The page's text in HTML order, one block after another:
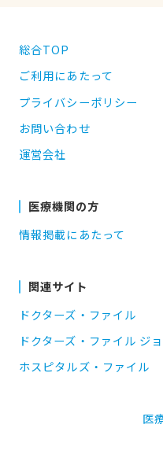
総合TOP
ご利用にあたって
プライバシーポリシー
お問い合わせ
運営会社
医療機関の方
情報掲載にあたって
関連サイト
ドクターズ・ファイル
ドクターズ・ファイル ジ
ホスピタルズ・ファイル
医